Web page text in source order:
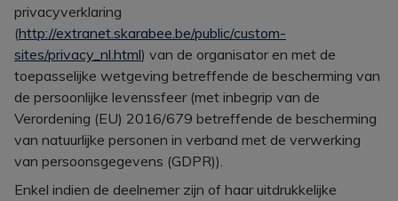
privacyverklaring
(http://extranet.skarabee.be/public/custom-
sites/privacy_nl.html) van de organisator en met de
toepasselijke wetgeving betreffende de bescherming van
de persoonlijke levenssfeer (met inbegrip van de
Verordening (EU) 2016/679 betreffende de bescherming
van natuurlijke personen in verband met de verwerking
van persoonsgegevens (GDPR)).
Enkel indien de deelnemer zijn of haar uitdrukkelijke